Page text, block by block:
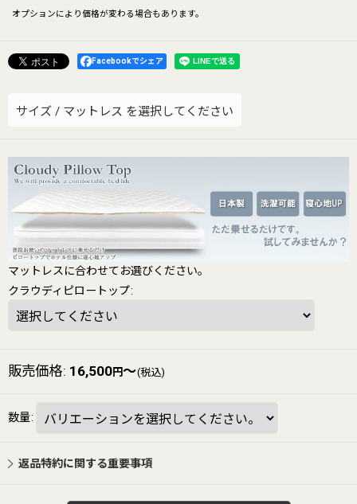
オプションにより価格が変わる場合もあります。
Facebookでシェア
サイズ / マットレス を選択してください
マットレスに合わせてお選びください。
クラウディピロートップ:
販売価格: 16,500円～(税込)
数量:
返品特約に関する重要事項